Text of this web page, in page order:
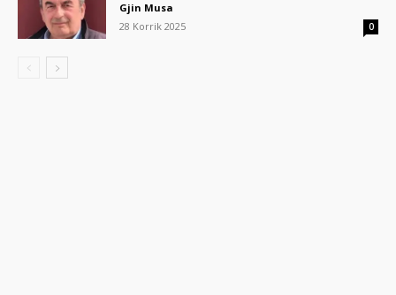
Gjin Musa
28 Korrik 2025
0